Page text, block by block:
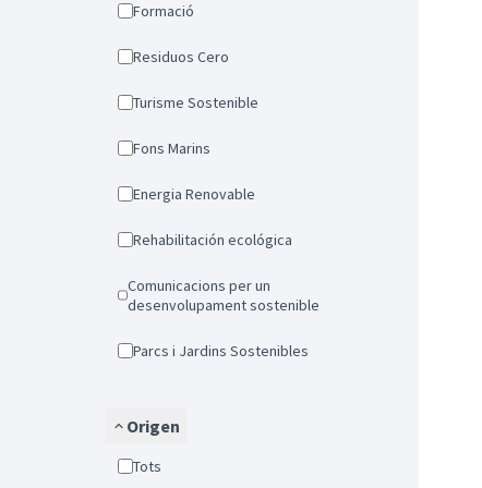
Formació
Residuos Cero
Turisme Sostenible
Fons Marins
Energia Renovable
Rehabilitación ecológica
Comunicacions per un
desenvolupament sostenible
Parcs i Jardins Sostenibles
Origen
Tots